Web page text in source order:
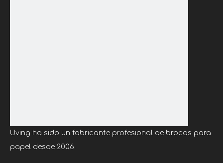
Hangzhou, Zhejiang, China, 311400
Correo electrónico :
zoe@uving.com.cn
Teléfono: +86 15088721599
Uving ha sido un fabricante profesional de brocas para
papel desde 2006.